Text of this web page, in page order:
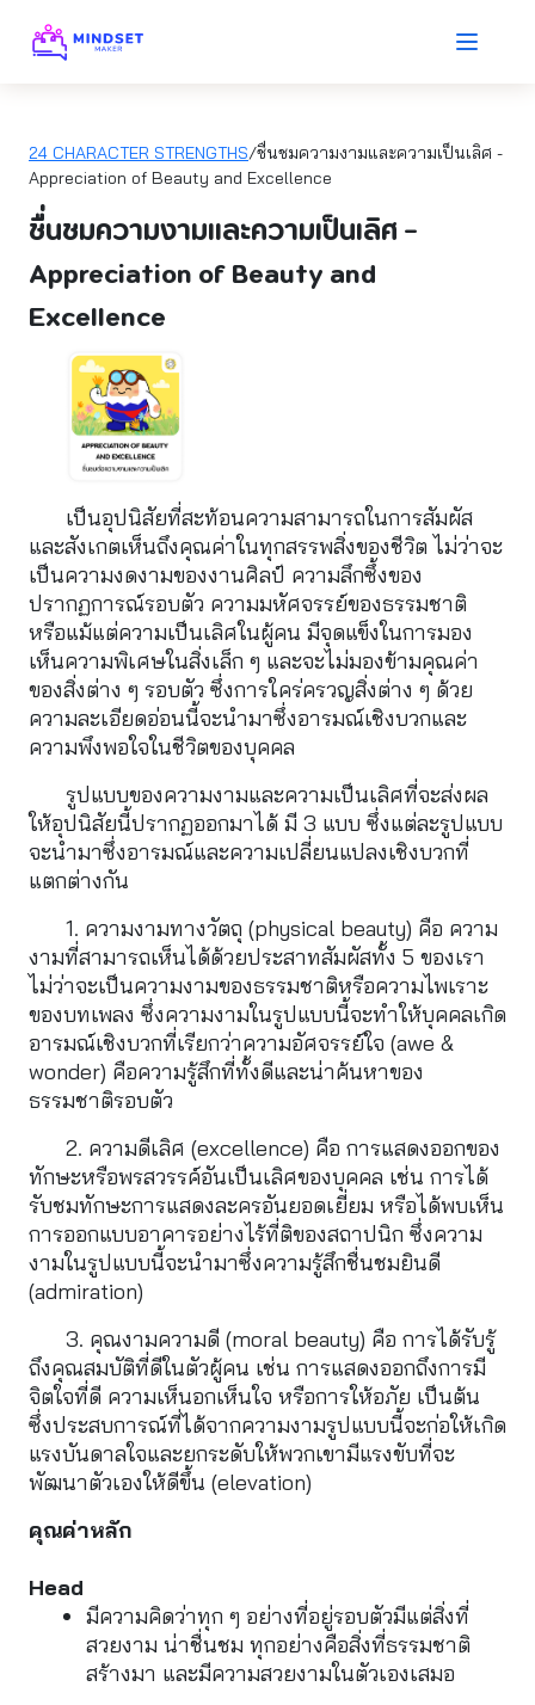
24 CHARACTER STRENGTHS/ชื่นชมความงามและความเป็นเลิศ -
Appreciation of Beauty and Excellence
ชื่นชมความงามและความเป็นเลิศ -
Appreciation of Beauty and
Excellence
เป็นอุปนิสัยที่สะท้อนความสามารถในการสัมผัส
และสังเกตเห็นถึงคุณค่าในทุกสรรพสิ่งของชีวิต ไม่ว่าจะ
เป็นความงดงามของงานศิลป์ ความลึกซึ้งของ
ปรากฏการณ์รอบตัว ความมหัศจรรย์ของธรรมชาติ
หรือแม้แต่ความเป็นเลิศในผู้คน มีจุดแข็งในการมอง
เห็นความพิเศษในสิ่งเล็ก ๆ และจะไม่มองข้ามคุณค่า
ของสิ่งต่าง ๆ รอบตัว ซึ่งการใคร่ครวญสิ่งต่าง ๆ ด้วย
ความละเอียดอ่อนนี้จะนำมาซึ่งอารมณ์เชิงบวกและ
ความพึงพอใจในชีวิตของบุคคล
รูปแบบของความงามและความเป็นเลิศที่จะส่งผล
ให้อุปนิสัยนี้ปรากฏออกมาได้ มี 3 แบบ ซึ่งแต่ละรูปแบบ
จะนำมาซึ่งอารมณ์และความเปลี่ยนแปลงเชิงบวกที่
แตกต่างกัน
1. ความงามทางวัตถุ (physical beauty) คือ ความ
งามที่สามารถเห็นได้ด้วยประสาทสัมผัสทั้ง 5 ของเรา
ไม่ว่าจะเป็นความงามของธรรมชาติหรือความไพเราะ
ของบทเพลง ซึ่งความงามในรูปแบบนี้จะทำให้บุคคลเกิด
อารมณ์เชิงบวกที่เรียกว่าความอัศจรรย์ใจ (awe &
wonder) คือความรู้สึกที่ทั้งดีและน่าค้นหาของ
ธรรมชาติรอบตัว
2. ความดีเลิศ (excellence) คือ การแสดงออกของ
ทักษะหรือพรสวรรค์อันเป็นเลิศของบุคคล เช่น การได้
รับชมทักษะการแสดงละครอันยอดเยี่ยม หรือได้พบเห็น
การออกแบบอาคารอย่างไร้ที่ติของสถาปนิก ซึ่งความ
งามในรูปแบบนี้จะนำมาซึ่งความรู้สึกชื่นชมยินดี
(admiration)
3. คุณงามความดี (moral beauty) คือ การได้รับรู้
ถึงคุณสมบัติที่ดีในตัวผู้คน เช่น การแสดงออกถึงการมี
จิตใจที่ดี ความเห็นอกเห็นใจ หรือการให้อภัย เป็นต้น
ซึ่งประสบการณ์ที่ได้จากความงามรูปแบบนี้จะก่อให้เกิด
แรงบันดาลใจและยกระดับให้พวกเขามีแรงขับที่จะ
พัฒนาตัวเองให้ดีขึ้น (elevation)
คุณค่าหลัก
Head
มีความคิดว่าทุก ๆ อย่างที่อยู่รอบตัวมีแต่สิ่งที่
สวยงาม น่าชื่นชม ทุกอย่างคือสิ่งที่ธรรมชาติ
สร้างมา และมีความสวยงามในตัวเองเสมอ